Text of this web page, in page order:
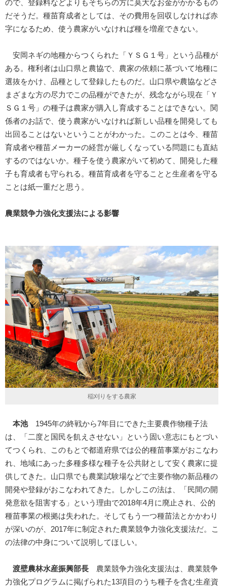
ので、登録料などよりもそちらの方に莫大なお金がかかるもの
だそうだ。種苗育成者としては、その費用を回収しなければ赤
字になるため、使う農家がいなければ種を増産できない。
安岡ネギの地種からつくられた「ＹＳＧ１号」という品種が
ある。権利者は山口県と農協で、農家の依頼に基づいて地種に
選抜をかけ、品種として登録したものだ。山口県や農協などさ
まざまな方の尽力でこの品種ができたが、残念ながら現在「Ｙ
ＳＧ１号」の種子は農家が購入し育成することはできない。関
係者のお話で、使う農家がいなければ新しい品種を開発しても
出回ることはないということがわかった。このことは今、種苗
育成者や種苗メーカーの経営が厳しくなっている問題にも直結
するのではないか。種子を使う農家がいて初めて、開発した種
子も育成者も守られる。種苗育成者を守ることと生産者を守る
ことは紙一重だと思う。
農業競争力強化支援法による影響
稲刈りをする農家
本池1945年の終戦から7年目にできた主要農作物種子法
は、「二度と国民を飢えさせない」という固い意志にもとづい
てつくられ、このもとで都道府県では公的種苗事業がおこなわ
れ、地域にあった多種多様な種子を公共財として安く農家に提
供してきた。山口県でも農業試験場などで主要作物の新品種の
開発や登録がおこなわれてきた。しかしこの法は、「民間の開
発意欲を阻害する」という理由で2018年4月に廃止され、公的
種苗事業の根拠は失われた。そしてもう一つ種苗法とかかわり
が深いのが、2017年に制定された農業競争力強化支援法だ。こ
の法律の中身について説明してほしい。
渡壁農林水産振興部長 農業競争力強化支援法は、農業競争
力強化プログラムに掲げられた13項目のうち種子を含む生産資